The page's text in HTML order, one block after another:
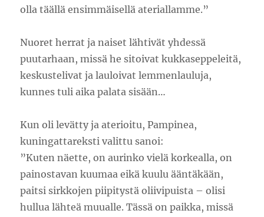
olla täällä ensimmäisellä ateriallamme.”
Nuoret herrat ja naiset lähtivät yhdessä
puutarhaan, missä he sitoivat kukkaseppeleitä,
keskustelivat ja lauloivat lemmenlauluja,
kunnes tuli aika palata sisään…
Kun oli levätty ja aterioitu, Pampinea,
kuningattareksti valittu sanoi:
”Kuten näette, on aurinko vielä korkealla, on
painostavan kuumaa eikä kuulu ääntäkään,
paitsi sirkkojen piipitystä oliivipuista – olisi
hullua lähteä muualle. Tässä on paikka, missä